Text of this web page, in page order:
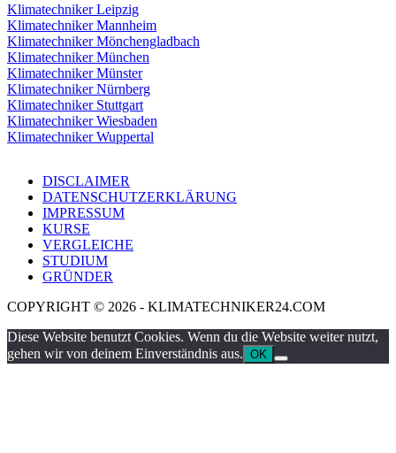
Klimatechniker Leipzig
Klimatechniker Mannheim
Klimatechniker Mönchengladbach
Klimatechniker München
Klimatechniker Münster
Klimatechniker Nürnberg
Klimatechniker Stuttgart
Klimatechniker Wiesbaden
Klimatechniker Wuppertal
DISCLAIMER
DATENSCHUTZERKLÄRUNG
IMPRESSUM
KURSE
VERGLEICHE
STUDIUM
GRÜNDER
COPYRIGHT © 2026 - KLIMATECHNIKER24.COM
Diese Website benutzt Cookies. Wenn du die Website weiter nutzt,
gehen wir von deinem Einverständnis aus. OK